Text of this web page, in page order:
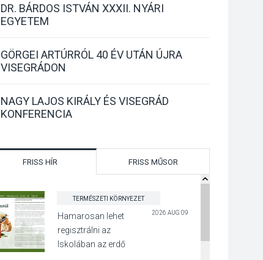
DR. BÁRDOS ISTVÁN XXXII. NYÁRI
EGYETEM
GÖRGEI ARTÚRRÓL 40 ÉV UTÁN ÚJRA
VISEGRÁDON
NAGY LAJOS KIRÁLY ÉS VISEGRÁD
KONFERENCIA
FRISS HÍR FRISS MŰSOR
TERMÉSZETI KÖRNYEZET
2026 AUG 09
Hamarosan lehet
regisztrálni az
Iskolában az erdő